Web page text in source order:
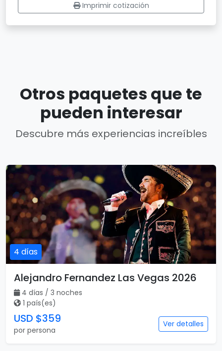
Imprimir cotización
Otros paquetes que te
pueden interesar
Descubre más experiencias increíbles
4 días
Alejandro Fernandez Las Vegas 2026
4 días / 3 noches
1 país(es)
USD $359
por persona
Ver detalles